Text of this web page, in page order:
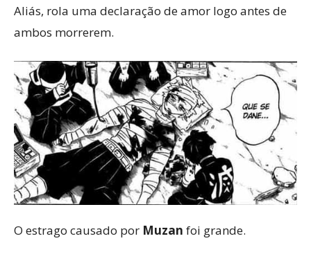
Aliás, rola uma declaração de amor logo antes de
ambos morrerem.
O estrago causado por Muzan foi grande.